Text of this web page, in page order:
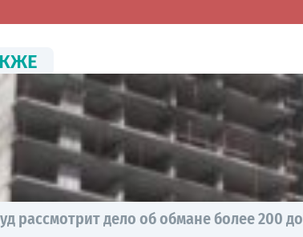
рассмотрит дело об обмане более 200